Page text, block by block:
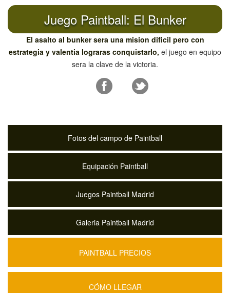
Juego Paintball: El Bunker
El asalto al bunker sera una mision dificil pero con
estrategia y valentia lograras conquistarlo, el juego en equipo
sera la clave de la victoria.
Fotos del campo de Paintball
Equipación Paintball
Juegos Paintball Madrid
Galeria Paintball Madrid
PAINTBALL PRECIOS
CÓMO LLEGAR